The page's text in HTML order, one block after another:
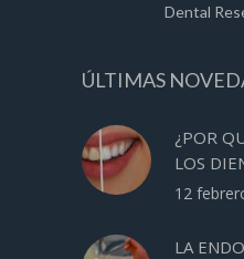
Dental
ÚLTIMAS
¿POR
LOS
12
LA